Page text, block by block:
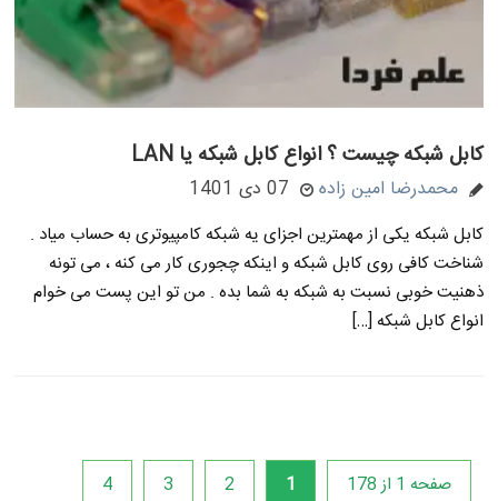
کابل شبکه چیست ؟ انواع کابل شبکه یا LAN
محمدرضا امین زاده 07 دی 1401
کابل شبکه یکی از مهمترین اجزای یه شبکه کامپیوتری به حساب میاد .
شناخت کافی روی کابل شبکه و اینکه چجوری کار می کنه ، می تونه
ذهنیت خوبی نسبت به شبکه به شما بده . من تو این پست می خوام
انواع کابل شبکه […]
صفحه 1 از 178 1
2
3
4